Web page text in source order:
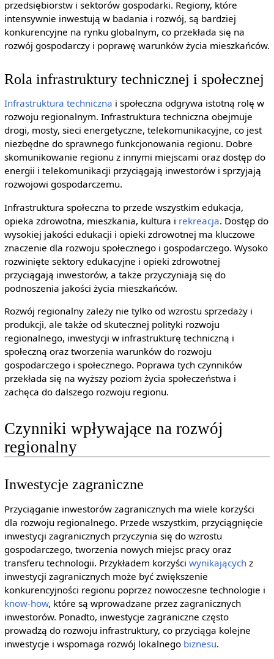
przedsiębiorstw i sektorów gospodarki. Regiony, które
intensywnie inwestują w badania i rozwój, są bardziej
konkurencyjne na rynku globalnym, co przekłada się na
rozwój gospodarczy i poprawę warunków życia mieszkańców.
Rola infrastruktury technicznej i społecznej
Infrastruktura techniczna i społeczna odgrywa istotną rolę w
rozwoju regionalnym. Infrastruktura techniczna obejmuje
drogi, mosty, sieci energetyczne, telekomunikacyjne, co jest
niezbędne do sprawnego funkcjonowania regionu. Dobre
skomunikowanie regionu z innymi miejscami oraz dostęp do
energii i telekomunikacji przyciągają inwestorów i sprzyjają
rozwojowi gospodarczemu.
Infrastruktura społeczna to przede wszystkim edukacja,
opieka zdrowotna, mieszkania, kultura i rekreacja. Dostęp do
wysokiej jakości edukacji i opieki zdrowotnej ma kluczowe
znaczenie dla rozwoju społecznego i gospodarczego. Wysoko
rozwinięte sektory edukacyjne i opieki zdrowotnej
przyciągają inwestorów, a także przyczyniają się do
podnoszenia jakości życia mieszkańców.
Rozwój regionalny zależy nie tylko od wzrostu sprzedaży i
produkcji, ale także od skutecznej polityki rozwoju
regionalnego, inwestycji w infrastrukturę techniczną i
społeczną oraz tworzenia warunków do rozwoju
gospodarczego i społecznego. Poprawa tych czynników
przekłada się na wyższy poziom życia społeczeństwa i
zachęca do dalszego rozwoju regionu.
Czynniki wpływające na rozwój
regionalny
Inwestycje zagraniczne
Przyciąganie inwestorów zagranicznych ma wiele korzyści
dla rozwoju regionalnego. Przede wszystkim, przyciągnięcie
inwestycji zagranicznych przyczynia się do wzrostu
gospodarczego, tworzenia nowych miejsc pracy oraz
transferu technologii. Przykładem korzyści wynikającychz
inwestycji zagranicznych może być zwiększenie
konkurencyjności regionu poprzez nowoczesne technologie i
know-how, które są wprowadzane przez zagranicznych
inwestorów. Ponadto, inwestycje zagraniczne często
prowadzą do rozwoju infrastruktury, co przyciąga kolejne
inwestycje i wspomaga rozwój lokalnego biznesu.